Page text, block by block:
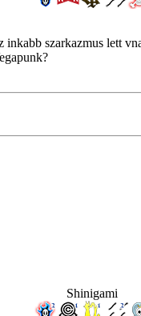
szarkazmus lett
Shinigami